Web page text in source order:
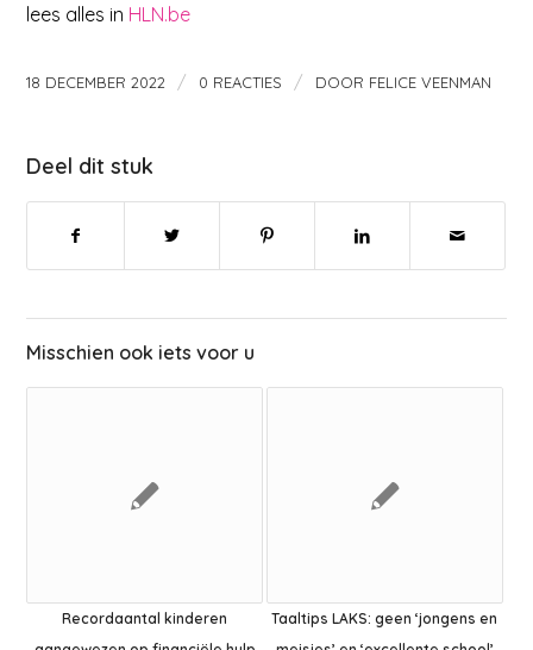
lees alles in HLN.be
18 DECEMBER 2022 / 0 REACTIES / DOOR FELICE VEENMAN
Deel dit stuk
Misschien ook iets voor u
Recordaantal kinderen
Taaltips LAKS: geen ‘jongens en